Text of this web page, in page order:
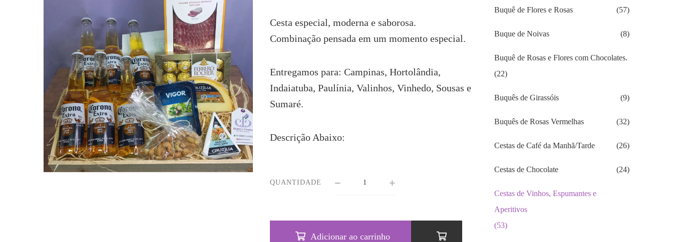
Cesta especial, moderna e saborosa.
Combinação pensada em um momento especial.
Entregamos para: Campinas, Hortolândia,
Indaiatuba, Paulínia, Valinhos, Vinhedo, Sousas e
Sumaré.
Descrição Abaixo:
QUANTIDADE
Adicionar ao carrinho
Buquê de Flores e Rosas (57)
Buque de Noivas (8)
Buquê de Rosas e Flores com Chocolates.
(22)
Buquês de Girassóis (9)
Buquês de Rosas Vermelhas (32)
Cestas de Café da Manhã/Tarde (26)
Cestas de Chocolate (24)
Cestas de Vinhos, Espumantes e
Aperitivos
(53)